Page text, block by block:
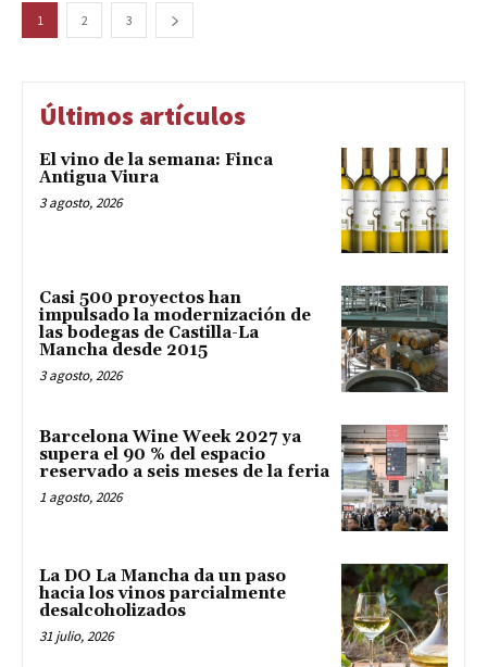
1 2 3
Últimos artículos
El vino de la semana: Finca
Antigua Viura
3 agosto, 2026
Casi 500 proyectos han
impulsado la modernización de
las bodegas de Castilla-La
Mancha desde 2015
3 agosto, 2026
Barcelona Wine Week 2027 ya
supera el 90 % del espacio
reservado a seis meses de la feria
1 agosto, 2026
La DO La Mancha da un paso
hacia los vinos parcialmente
desalcoholizados
31 julio, 2026